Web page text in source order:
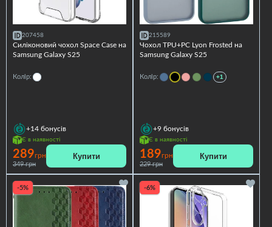
207458
Силіконовий чохол Space Case на
Samsung Galaxy S25
Колір:
+14 бонусів
Є в наявності
289грн
349 грн
Купити
215589
Чохол TPU+PC Lyon Frosted на
Samsung Galaxy S25
Колір: +1
+9 бонусів
Є в наявності
189грн
229 грн
Купити
-5% -6%